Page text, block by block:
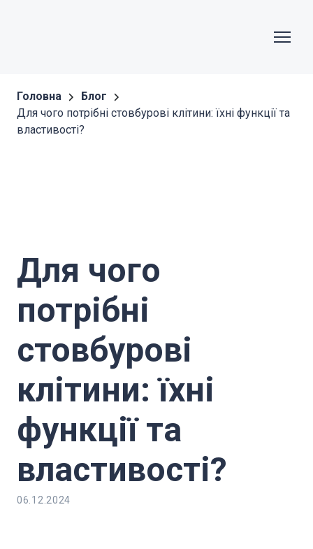
Головна
Блог
Для чого потрібні стовбурові клітини: їхні функції та
властивості?
Для чого
потрібні
стовбурові
клітини: їхні
функції та
властивості?
06.12.2024